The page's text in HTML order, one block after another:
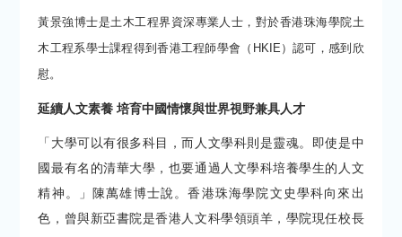
黃景強博士是土木工程界資深專業人士，對於香港珠海學院土
木工程系學士課程得到香港工程師學會（HKIE）認可，感到欣
慰。
延續人文素養 培育中國情懷與世界視野兼具人才
「大學可以有很多科目，而人文學科則是靈魂。即使是中
國最有名的清華大學，也要通過人文學科培養學生的人文
精神。」陳萬雄博士說。香港珠海學院文史學科向來出
色，曾與新亞書院是香港人文科學領頭羊，學院現任校長